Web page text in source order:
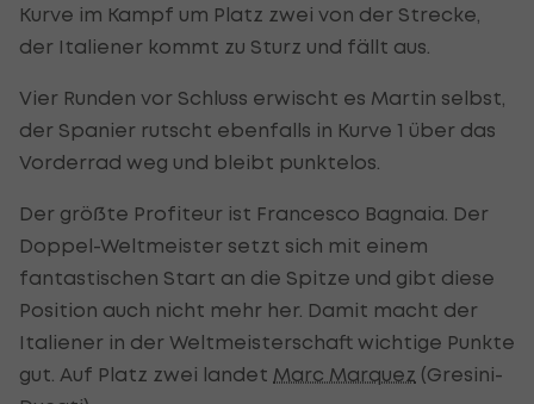
Kurve im Kampf um Platz zwei von der Strecke,
der Italiener kommt zu Sturz und fällt aus.
Vier Runden vor Schluss erwischt es Martin selbst,
der Spanier rutscht ebenfalls in Kurve 1 über das
Vorderrad weg und bleibt punktelos.
Der größte Profiteur ist Francesco Bagnaia. Der
Doppel-Weltmeister setzt sich mit einem
fantastischen Start an die Spitze und gibt diese
Position auch nicht mehr her. Damit macht der
Italiener in der Weltmeisterschaft wichtige Punkte
gut. Auf Platz zwei landet Marc Marquez (Gresini-